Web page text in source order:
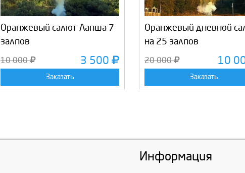
Оранжевый салют Лапша 7
залпов
10 000 3 500
Заказать
Оранжевый дневной
на 25 залпов
20 000 10
Заказать
Информация